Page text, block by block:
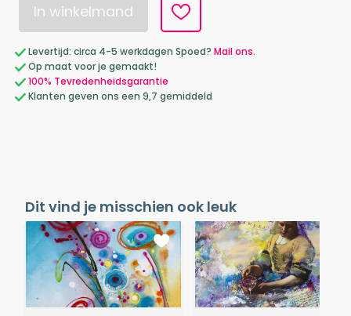
In winkelmand
Levertijd: circa 4-5 werkdagen Spoed? Mail ons.
Op maat voor je gemaakt!
100% Tevredenheidsgarantie
Klanten geven ons een 9,7 gemiddeld
Dit vind je misschien ook leuk